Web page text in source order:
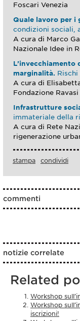
Foscari Venezia
Quale lavoro per i
condizioni sociali,
A cura di Marco
Nazionale Idee in
L’invecchiamento
marginalità.
A cura di
Fondazione
Infrastrutture
immateriale della
A cura di Rete
rigenerazione
stampa condividi
commenti
notizie correlate
Related
Workshop
Workshop
iscrizioni!